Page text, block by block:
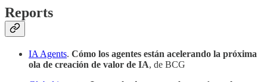
Reports
IA Agents. Cómo los agentes están acelerando la próxima
ola de creación de valor de IA, de BCG